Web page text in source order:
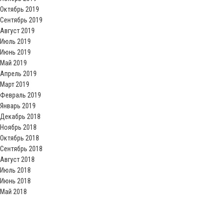
Октябрь 2019
Сентябрь 2019
Август 2019
Июль 2019
Июнь 2019
Май 2019
Апрель 2019
Март 2019
Февраль 2019
Январь 2019
Декабрь 2018
Ноябрь 2018
Октябрь 2018
Сентябрь 2018
Август 2018
Июль 2018
Июнь 2018
Май 2018